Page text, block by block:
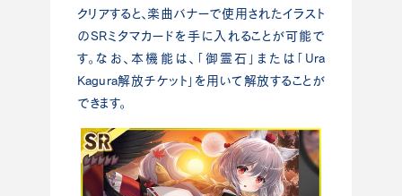
クリアすると、楽曲バナーで使用されたイラスト
のSRミタマカードを手に入れることが可能で
す。なお、本機能は、「御霊石」または「Ura
Kagura解放チケット」を用いて解放することが
できます。